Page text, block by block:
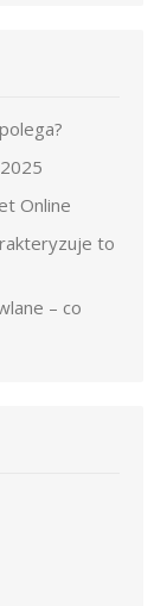
Online
to
– co